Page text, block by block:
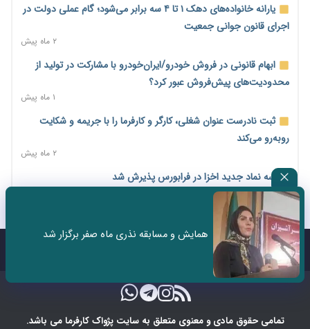
اختیارات جدید گمرکات برای تمدید ورود موقت کالا و خودرو تا
مرحله سیزدهم کالابرگ در سایه تورم؛ قدرت خرید یارانه یک‌میلیونی
۱۴ مرداد؛ اولین «روز ملی کارفرما» در تقویم رسمی ایران/«روز ملی
کارفرما» چگونه به تقویم رسمی کشور رسید؟
سکه در یک قدمی ۱۸۵ میلیون تومان
تشکل‌ها در مسیر ارتقای تاب‌آوری اعضا برنامه‌ریزی کنند
ساماندهی نیروهای شرکتی نباید قربانی ملاحظات انتخاباتی شود/
یارانه خانواده‌های دهک ۱ تا ۴ سه برابر می‌شود؛ گام عملی دولت در
اجرای قانون جوانی جمعیت
۲ ماه پیش
ابهام قانونی در فروش خودرو/ایران‌خودرو با مشارکت در تولید از
محدودیت‌های پیش‌فروش عبور کرد؟
۱ ماه پیش
ثبت نادرست عنوان شغلی، کارگر و کارفرما را با جریمه و شکایت
روبه‌رو می‌کند
۲ ماه پیش
سه نماد جدید اخزا در فرابورس پذیرش شد
روند تغییرات مدیریتی هلدینگ خلیج فارس قانونی است؟/
روایت‌های متناقض و نگرانی سهامدارانهمایش و مسابقه نذری ماه صفر برگزار شد
تمامی حقوق مادی و معنوی متعلق به سایت پژواک کارفرما می باشد.